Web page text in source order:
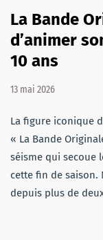
La Bande
d’animer
10 ans
13 mai 2026
La figure iconique
« La Bande
séisme qui secoue
cette fin de saison.
depuis plus de